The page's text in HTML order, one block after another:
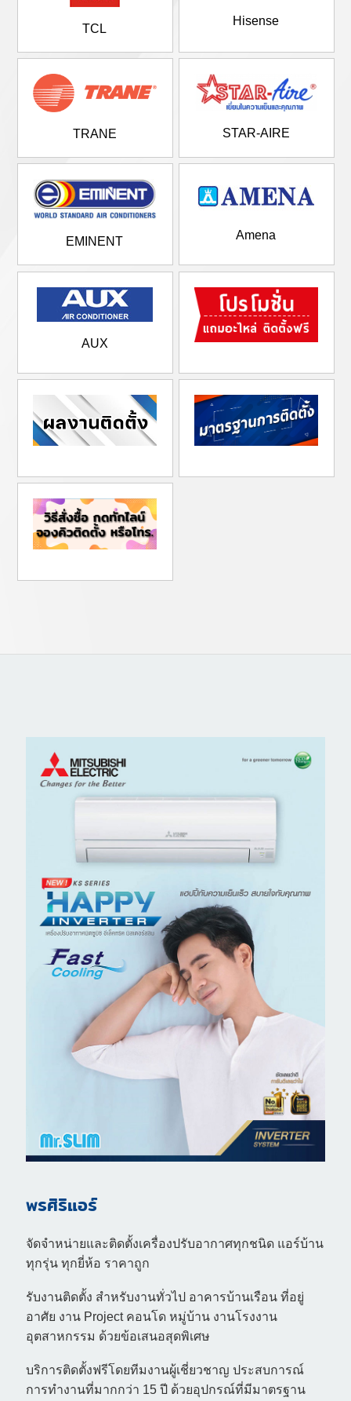
TCL
Hisense
TRANE STAR-AIRE
EMINENT Amena
AUX
พรศิริแอร์
จัดจำหน่ายและติดตั้งเครื่องปรับอากาศทุกชนิด แอร์บ้าน
ทุกรุ่น ทุกยี่ห้อ ราคาถูก
รับงานติดตั้ง สำหรับงานทั่วไป อาคารบ้านเรือน ที่อยู่
อาศัย งาน Project คอนโด หมู่บ้าน งานโรงงาน
อุตสาหกรรม ด้วยข้อเสนอสุดพิเศษ
บริการติดตั้งฟรีโดยทีมงานผู้เชี่ยวชาญ ประสบการณ์
การทำงานที่มากกว่า 15 ปี ด้วยอุปกรณ์ที่มีมาตรฐาน